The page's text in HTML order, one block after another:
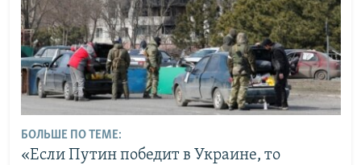
БОЛЬШЕ ПО ТЕМЕ:
«Если Путин победит в Украине, то